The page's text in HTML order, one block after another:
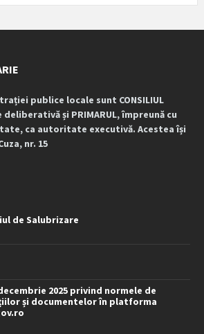
publice locale sunt CONSILIUL
și PRIMARUL, împreună cu
ca autoritate executivă. Acestea își
nr. 15
de Salubrizare
decembrie 2025 privind normele de
și documentelor în platforma